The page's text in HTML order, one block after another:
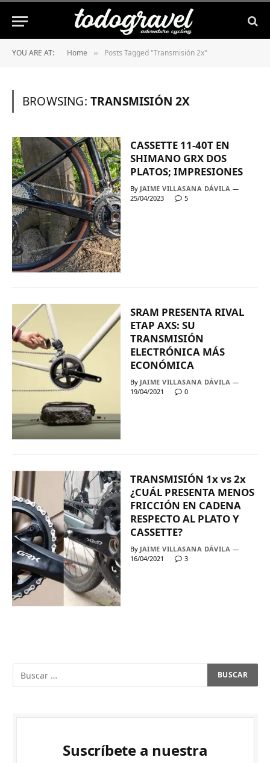
YOU ARE AT: Home » Posts Tagged "Transmisión 2x"
BROWSING: TRANSMISIÓN 2X
CASSETTE 11-40T EN
SHIMANO GRX DOS
PLATOS; IMPRESIONES
By JAIME VILLASANA DÁVILA
25/04/2023
5
SRAM PRESENTA RIVAL
ETAP AXS: SU
TRANSMISIÓN
ELECTRÓNICA MÁS
ECONÓMICA
By JAIME VILLASANA DÁVILA
19/04/2021
0
TRANSMISIÓN 1x vs 2x
¿CUÁL PRESENTA MENOS
FRICCIÓN EN CADENA
RESPECTO AL PLATO Y
CASSETTE?
By JAIME VILLASANA DÁVILA
16/04/2021
3
Suscríbete a nuestra